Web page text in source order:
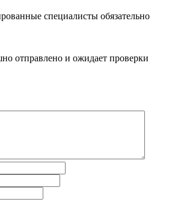
специалисты обязательно
отправлено и ожидает проверки